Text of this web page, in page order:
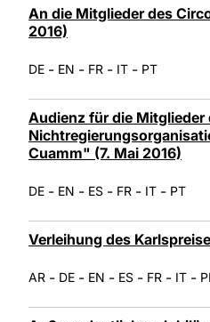
An die Mitglieder des
2016)
DE - EN - FR - IT - PT
Audienz für die Mitglieder
Cuamm" (7. Mai 2016)
DE - EN - ES - FR - IT - PT
Verleihung des
AR - DE - EN - ES - FR - IT -